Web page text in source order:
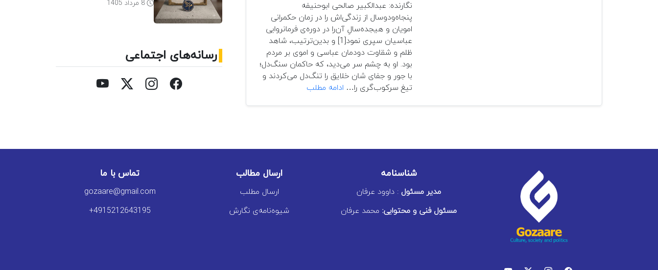
نگارنده: عبدالکبیر‌‌ صالحی ابوحنیفه
پنجاه‌ودوسال از زندگی‌اش را در زمان حکمرانی
امویان و هیجده‌سالِ آن‌را در دوره‌ی فرمانروایی
عباسیان سپری نمود[1] و بدین‌ترتیب، شاهد
ظلم و شقاوت دودمان عباسی و اموی بر مردم
بود. او به چشم سر می‌دید، که حاکمان سنگ‌دل؛
با جور و جفای شان خلایق را تنگ‌دل می‌کردند و
تیغ سرکوب‌گری را… ادامه مطلب
ابوحنیفه
رسانه‌های اجتماعی
شناسنامه
مدیر مسئول : داوود عرفان
مسئول فنی و محتوایی: محمد عرفان
ارسال مطالب
ارسال مطلب
شیوه‌نامه‌ی نگارش
تماس با ما
gozaare@gmail.com
+4915212643195